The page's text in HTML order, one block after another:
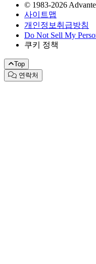
© 1983-2026
사이트맵
개인정보취급방침
Do Not Sell My
쿠키 정책
Top
연락처